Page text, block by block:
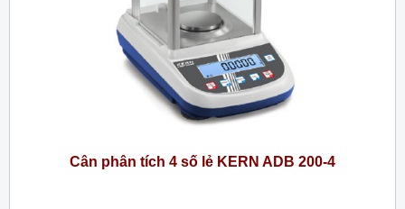
Cân phân tích 4 số lẻ KERN ADB 200-4